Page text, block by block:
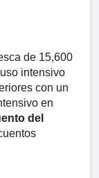
de 15,600
intensivo
con un
en
del